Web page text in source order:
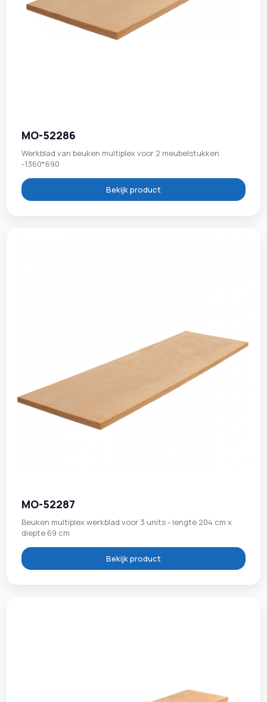
MO-52286
Werkblad van beuken multiplex voor 2 meubelstukken
-1360*690
Bekijk product
MO-52287
Beuken multiplex werkblad voor 3 units - lengte 204 cm x
diepte 69 cm
Bekijk product